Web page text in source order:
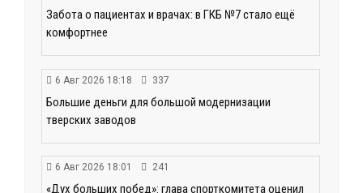
Забота о пациентах и врачах: в ГКБ №7 стало ещё
комфортнее
6 Авг 2026 18:18 337
Большие деньги для большой модернизации
тверских заводов
6 Авг 2026 18:01 241
«Дух больших побед»: глава спорткомитета оценил